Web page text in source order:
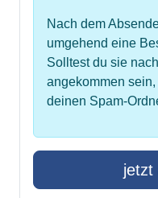
Nach dem
umgehend eine
Solltest du sie
angekommen
deinen Spam-
jetzt